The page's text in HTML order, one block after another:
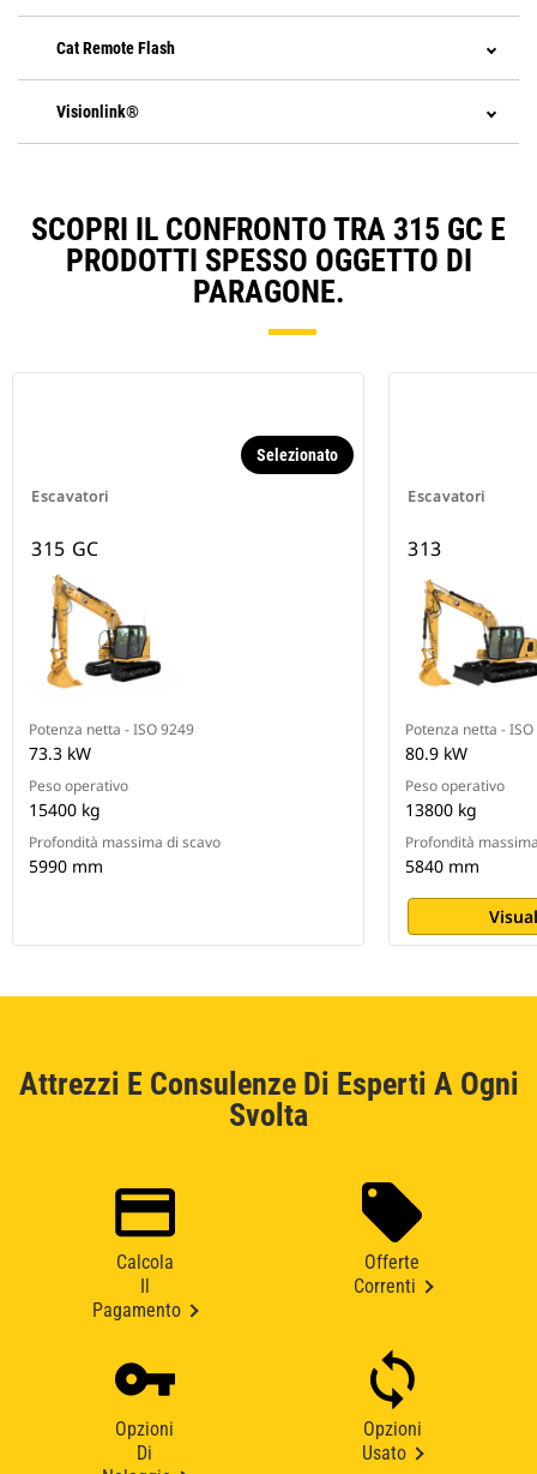
Cat Remote Flash
Visionlink®
SCOPRI IL CONFRONTO TRA 315 GC E
PRODOTTI SPESSO OGGETTO DI
PARAGONE.
Escavatori
Selezionato
315 GC
Potenza netta - ISO 9249
73.3 kW
Peso operativo
15400 kg
Profondità massima di scavo
5990 mm
Escavatori
313
Potenza netta -
80.9 kW
Peso operativo
13800 kg
Profondità
5840 mm
Attrezzi E Consulenze Di Esperti A Ogni
Svolta
Calcola
Pagamento
Offerte
Correnti
Opzioni
Di
Opzioni
Usato